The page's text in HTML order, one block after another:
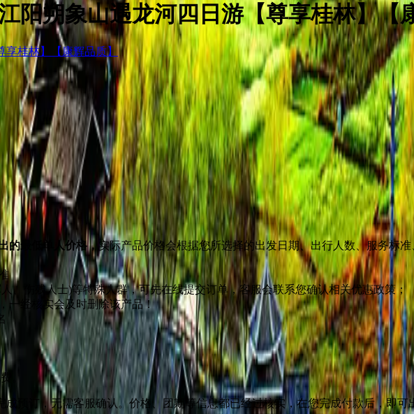
阳朔象山遇龙河四日游【尊享桂林】【
的最低单人价格， 实际产品价格会根据您所选择的出发日期、出行人数、服务标
、伤残人士)等特殊人群，可先在线提交订单，客服会联系您确认相关优惠政策；
一经核实会及时删除该产品！
。
预订，无需客服确认。价格、团期等信息都已经过核实，在您完成付款后，即可